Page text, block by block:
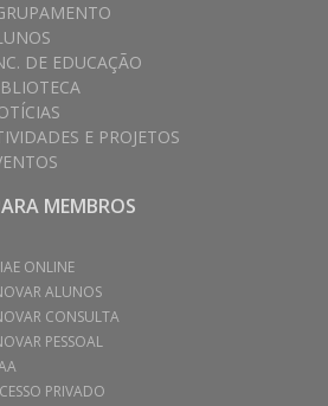
DE EDUCAÇÃO
E PROJETOS
MEMBROS
ONLINE
ALUNOS
CONSULTA
PESSOAL
PRIVADO